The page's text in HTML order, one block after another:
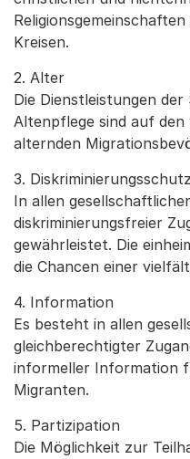
Kreisen.
2. Alter
Die Dienstleistungen
Altenpflege sind auf
alternden
3. Diskriminierungsschutz
In allen
diskriminierungsfreier
gewährleistet. Die
die Chancen einer
4. Information
Es besteht in allen
gleichberechtigter
informeller Information
Migranten.
5. Partizipation
Die Möglichkeit zur